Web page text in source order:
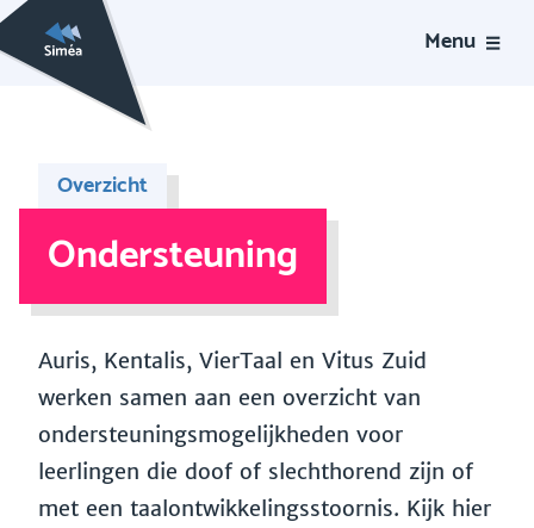
Menu
Overzicht
Ondersteuning
Auris, Kentalis, VierTaal en Vitus Zuid
werken samen aan een overzicht van
ondersteuningsmogelijkheden voor
leerlingen die doof of slechthorend zijn of
met een taalontwikkelingsstoornis. Kijk hier